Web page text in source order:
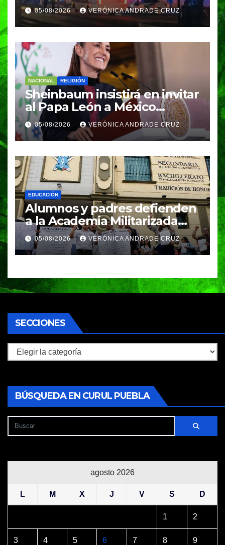
Coppel en el Centro de
Puebla; recuperan celulares
y aseguran un arma
05/08/2026 VERÓNICA ANDRADE CRUZ
NACIONAL RELIGIÓN
Sheinbaum insistirá en invitar
al Papa León a México
durante su próxima gira por
América Latina
05/08/2026 VERÓNICA ANDRADE CRUZ
EDUCACIÓN
Alumnos y padres defienden
a la Academia Militarizada
Ignacio Zaragoza en Puebla;
piden a la SEP no cerrar el
plantel
05/08/2026 VERÓNICA ANDRADE CRUZ
SECCIONES
Secciones
BÚSQUEDA EN CURUL PUEBLA
agosto 2026
L M X J V S D
1 2
3 4 5 6 7 8 9